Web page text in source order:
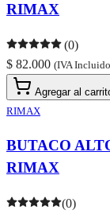
RIMAX
(0)
$ 82.000 (IVA
Agregar al
RIMAX
BUTACO
RIMAX
(0)